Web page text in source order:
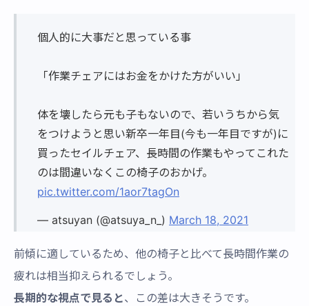
個人的に大事だと思っている事
「作業チェアにはお金をかけた方がいい」
体を壊したら元も子もないので、若いうちから気
をつけようと思い新卒一年目(今も一年目ですが)に
買ったセイルチェア、長時間の作業もやってこれた
のは間違いなくこの椅子のおかげ。
pic.twitter.com/1aor7tagOn
— atsuyan (@atsuya_n_) March 18, 2021
前傾に適しているため、他の椅子と比べて長時間作業の
疲れは相当抑えられるでしょう。
長期的な視点で見ると、この差は大きそうです。